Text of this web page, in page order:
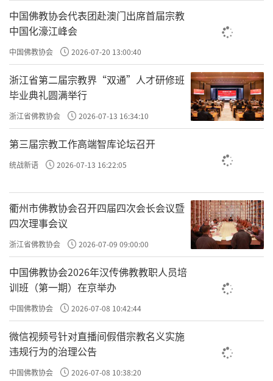
中国佛学院全体师生赴河北开展爱国主义教育暨禅宗祖
5月11日，师生一行赴正定县塔元庄村开展参观
学习活动。塔元庄村是习近平总书记多次考察
指导的乡村振兴示范标杆，也是新时代乡村发
展建设的鲜活典范。在党的坚强领导下，该村
完成了从传统贫困村到富裕小康村的华丽蜕
中国佛教协会代表团赴澳门出席首届宗教
中国化濠江峰会
中国佛教协会 2026-07-20 13:00:40
浙江省第二届宗教界“双通”人才研修班
毕业典礼圆满举行
浙江省佛教协会 2026-07-13 16:34:10
第三届宗教工作高端智库论坛召开
统战新语 2026-07-13 16:22:05
衢州市佛教协会召开四届四次会长会议暨
四次理事会议
浙江省佛教协会 2026-07-09 09:00:00
中国佛教协会2026年汉传佛教教职人员培
训班（第一期）在京举办
中国佛教协会 2026-07-08 10:42:44
微信视频号针对直播间假借宗教名义实施
违规行为的治理公告
中国佛教协会 2026-07-08 10:38:20